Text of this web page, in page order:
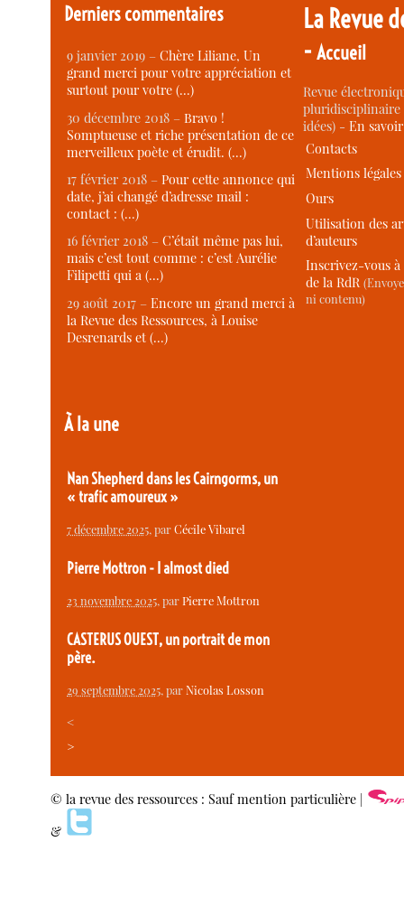
Derniers commentaires
9 janvier 2019 –Chère Liliane, Un
grand merci pour votre appréciation et
surtout pour votre (…)
30 décembre 2018 –Bravo !
Somptueuse et riche présentation de ce
merveilleux poète et érudit. (…)
17 février 2018 –Pour cette annonce qui
date, j’ai changé d’adresse mail :
contact : (…)
16 février 2018 –C’était même pas lui,
mais c’est tout comme : c’est Aurélie
Filipetti qui a (…)
29 août 2017 –Encore un grand merci à
la Revue des Ressources, à Louise
Desrenards et (…)
À la une
Nan Shepherd dans les Cairngorms, un
« trafic amoureux »
7 décembre 2025, parCécile Vibarel
Pierre Mottron - I almost died
23 novembre 2025, parPierre Mottron
CASTERUS OUEST, un portrait de mon
père.
29 septembre 2025, parNicolas Losson
<
>
La Revue
-Accueil
Revue
idées) -En
Contacts
Mentions légales
Ours
Utilisation des
d’auteurs
Inscrivez-vous
de la RdR
ni contenu)
© la revue des ressources : Sauf mention particulière |
&